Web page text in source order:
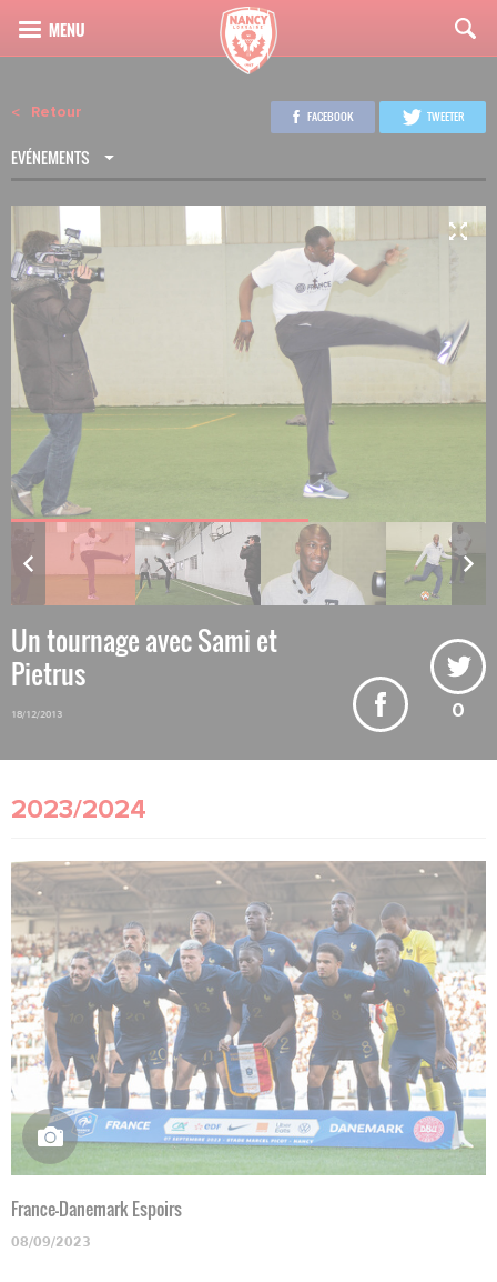
Retour
EVÉNEMENTS
FACEBOOK TWEETER
4 16
Un tournage avec Sami et
Pietrus
18/12/2013 0
2023/2024
France-Danemark Espoirs
08/09/2023